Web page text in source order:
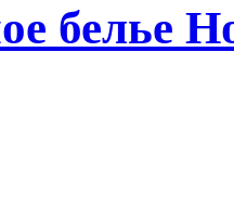
белье